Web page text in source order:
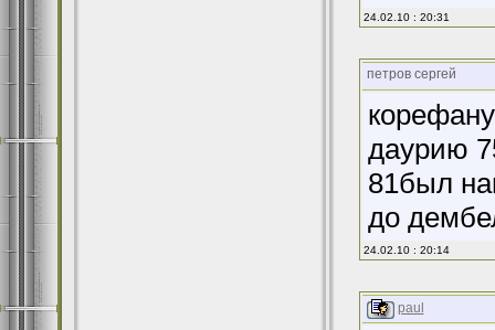
24.02.10 : 20:31
петров сергей
даурию
81был
до
24.02.10 : 20:14
paul